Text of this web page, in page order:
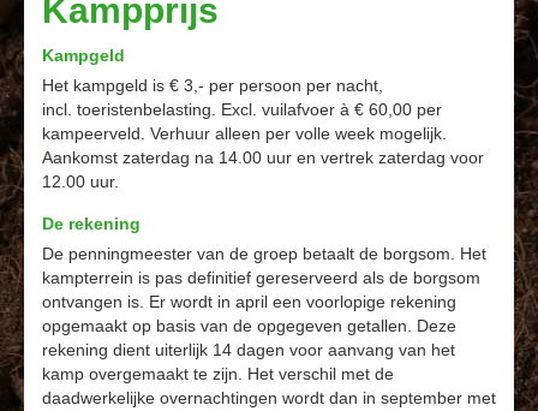
De Hoenderkamp
Kampprijs
Kampgeld
Het kampgeld is € 3,- per persoon per nacht,
incl. toeristenbelasting. Excl. vuilafvoer à € 60,00 per
kampeerveld. Verhuur alleen per volle week mogelijk.
Aankomst zaterdag na 14.00 uur en vertrek zaterdag voor
12.00 uur.
De rekening
De penningmeester van de groep betaalt de borgsom. Het
kampterrein is pas definitief gereserveerd als de borgsom
ontvangen is. Er wordt in april een voorlopige rekening
opgemaakt op basis van de opgegeven getallen. Deze
rekening dient uiterlijk 14 dagen voor aanvang van het
kamp overgemaakt te zijn. Het verschil met de
daadwerkelijke overnachtingen wordt dan in september met